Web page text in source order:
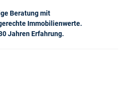
Beratung mit
Immobilienwerte.
Jahren Erfahrung.